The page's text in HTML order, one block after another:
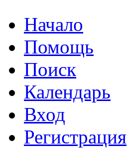
Начало
Помощь
Поиск
Календарь
Вход
Регистрация